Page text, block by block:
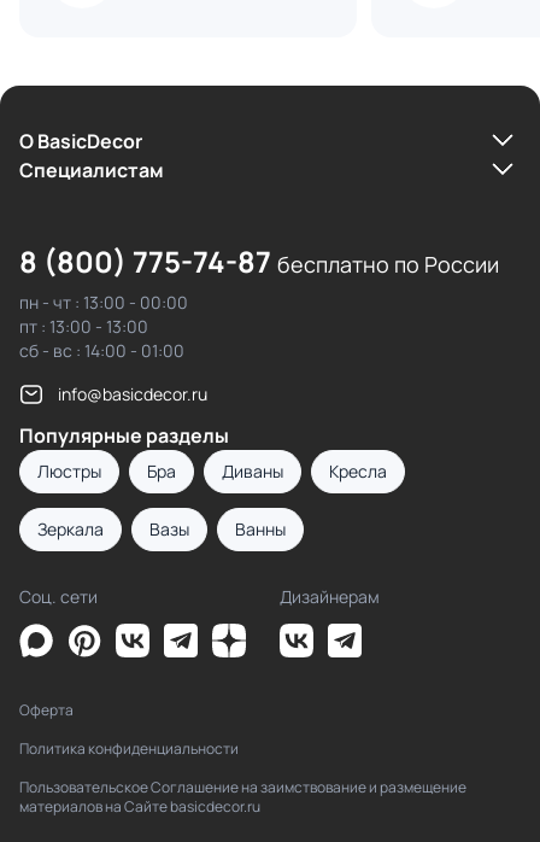
О BasicDecor
Cпециалистам
8 (800) 775-74-87 бесплатно по России
пн - чт : 13:00 - 00:00
пт : 13:00 - 13:00
сб - вс : 14:00 - 01:00
info@basicdecor.ru
Популярные разделы
Люстры Бра Диваны Кресла
Зеркала Вазы Ванны
Соц. сети Дизайнерам
Оферта
Политика конфиденциальности
Пользовательское Соглашение на заимствование и размещение
материалов на Сайте basicdecor.ru